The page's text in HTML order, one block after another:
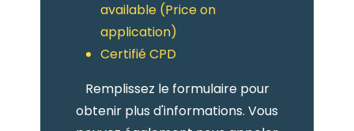
available (Price on
application)
Certifié CPD
Remplissez le formulaire pour
obtenir plus d'informations. Vous